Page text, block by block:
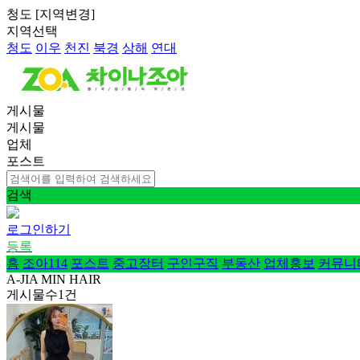
청도 [지역변경]
지역선택
청도 이우 천진 북경 상해 연대
게시물
게시물
업체
포스트
검색
로그인하기
등록
홈 조아114 포스트 중고장터 구인구직 부동산 업체홍보 커뮤니
A-JIA MIN HAIR
게시물수1 건